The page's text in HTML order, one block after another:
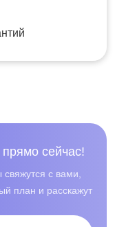
сейчас!
с вами,
план и расскажут